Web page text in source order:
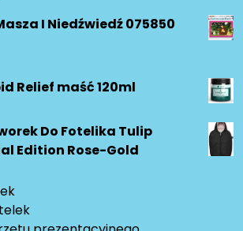
I Niedźwiedź 075850
Relief maść 120ml
Do Fotelika Tulip
Edition Rose-Gold